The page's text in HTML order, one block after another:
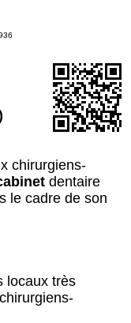
chirurgiens-
dentaire
le cadre de son
locaux très